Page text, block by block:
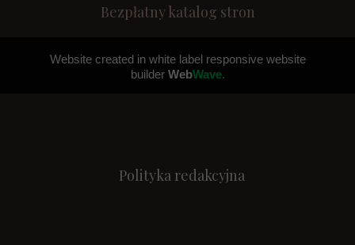
Polityka redakcyjna
Bezpłatny katalog stron
Website created in white label responsive website
builder WebWave.